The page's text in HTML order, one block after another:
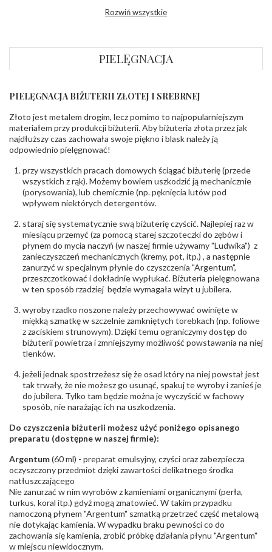
INNE PARAMETRY
Producent
odpowiedzialny:
PZ Stelmach Sp. z o.o. ul. Północna 22 45-805
Opole; NIP 7542889545; Tel. +48 77 54 90 100;
biuro@stelmach.pl
Bezpieczeństwo
ostrzeżenia:
Nie nadaje się dla dzieci w wieku poniżej 3 lat
zawierają nikiel
Rozwiń wszystkie
PIELĘGNACJA
PIELĘGNACJA BIŻUTERII ZŁOTEJ I SREBRNEJ
Złoto jest metalem drogim, lecz pomimo to najpopularniejszym
materiałem przy produkcji biżuterii. Aby biżuteria złota przez jak
najdłuższy czas zachowała swoje piękno i blask należy ją
odpowiednio pielęgnować!
przy wszystkich pracach domowych ściągać biżuterię (przede
wszystkich z rąk). Możemy bowiem uszkodzić ją mechanicznie
(porysowania), lub chemicznie (np. pęknięcia lutów pod
wpływem niektórych detergentów.
staraj się systematycznie swą biżuterię czyścić. Najlepiej raz w
miesiącu przemyć (za pomocą starej szczoteczki do zębów i
płynem do mycia naczyń (w naszej firmie używamy "Ludwika") z
zanieczyszczeń mechanicznych (kremy, pot, itp.) , a następnie
zanurzyć w specjalnym płynie do czyszczenia "Argentum",
przeszczotkować i dokładnie wypłukać. Biżuteria pielęgnowana
w ten sposób rzadziej będzie wymagała wizyt u jubilera.
wyroby rzadko noszone należy przechowywać owinięte w
miękką szmatkę w szczelnie zamkniętych torebkach (np. foliowe
z zaciskiem strunowym). Dzięki temu ograniczymy dostęp do
biżuterii powietrza i zmniejszymy możliwość powstawania na niej
tlenków.
jeżeli jednak spostrzeżesz się że osad który na niej powstał jest
tak trwały, że nie możesz go usunąć, spakuj te wyroby i zanieś je
do jubilera. Tylko tam będzie można je wyczyścić w fachowy
sposób, nie narażając ich na uszkodzenia.
Do czyszczenia biżuterii możesz użyć poniżego opisanego
preparatu (dostępne w naszej firmie):
Argentum(60 ml) - preparat emulsyjny, czyści oraz zabezpiecza
oczyszczony przedmiot dzięki zawartości delikatnego środka
natłuszczającego
Nie zanurzać w nim wyrobów z kamieniami organicznymi (perła,
turkus, koral itp.) gdyż mogą zmatowieć. W takim przypadku
namoczoną płynem "Argentum" szmatką przetrzeć część metalową
nie dotykając kamienia. W wypadku braku pewności co do
zachowania się kamienia, zrobić próbkę działania płynu "Argentum"
w miejscu niewidocznym.